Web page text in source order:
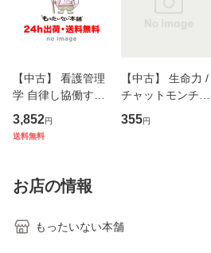
【中古】 看護管理
学 自律し協働する
専門職の看護マネ
ジメントスキル 改
恵 藤本幸三 / 南江
堂 [単行
3,852円
送料無料
【中古】 生命力 /
チャットモンチー /
キューンレコード
[CD]【メール便送
355円
お店の情報
もったいない本舗